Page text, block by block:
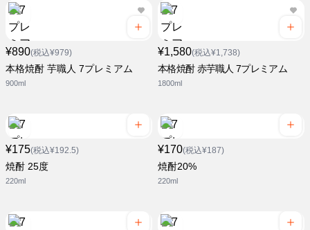
¥890(税込¥979)
本格焼酎 芋職人 7プレミアム
900ml
¥1,580(税込¥1,738)
本格焼酎 赤芋職人 7プレミアム
1800ml
¥175(税込¥192.5)
焼酎 25度
220ml
¥170(税込¥187)
焼酎20%
220ml